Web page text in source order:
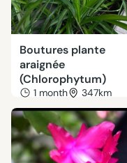
Boutures plante
araignée
(Chlorophytum)
1 month 347km